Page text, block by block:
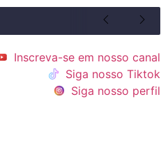
Inscreva-se em nosso canal
Siga nosso Tiktok
Siga nosso perfil